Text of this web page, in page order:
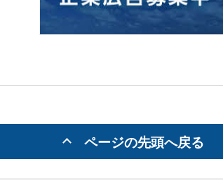
ページの先頭へ戻る